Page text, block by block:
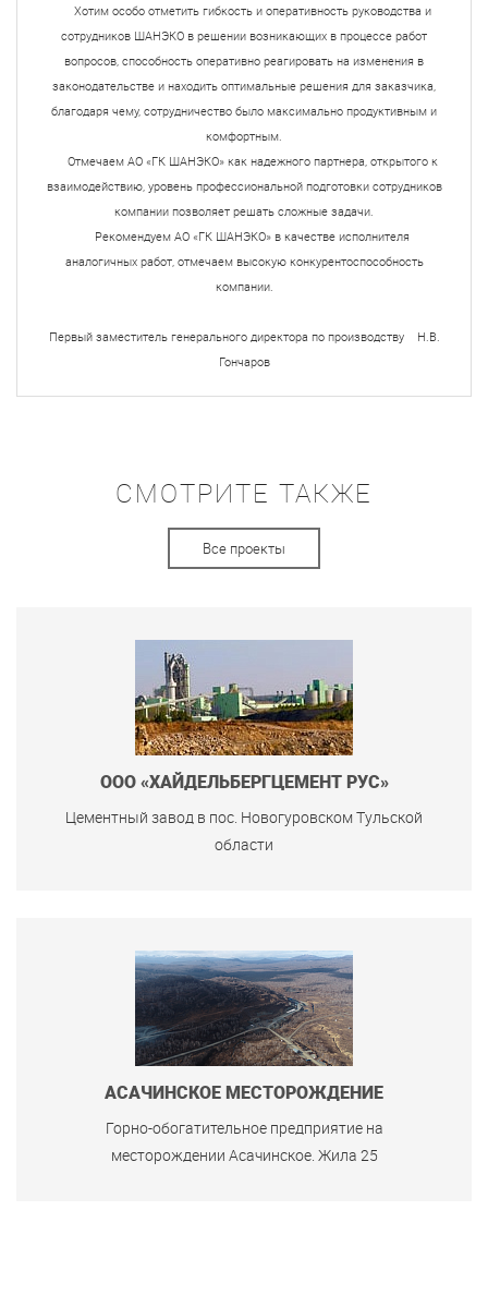
Хотим особо отметить гибкость и оперативность руководства и
сотрудников ШАНЭКО в решении возникающих в процессе работ
вопросов, способность оперативно реагировать на изменения в
законодательстве и находить оптимальные решения для заказчика,
благодаря чему, сотрудничество было максимально продуктивным и
комфортным.
Отмечаем АО «ГК ШАНЭКО» как надежного партнера, открытого к
взаимодействию, уровень профессиональной подготовки сотрудников
компании позволяет решать сложные задачи.
Рекомендуем АО «ГК ШАНЭКО» в качестве исполнителя
аналогичных работ, отмечаем высокую конкурентоспособность
компании.
Первый заместитель генерального директора по производству Н.В.
Гончаров
СМОТРИТЕ ТАКЖЕ
Все проекты
ООО «ХАЙДЕЛЬБЕРГЦЕМЕНТ РУС»
Цементный завод в пос. Новогуровском Тульской
области
АСАЧИНСКОЕ МЕСТОРОЖДЕНИЕ
Горно-обогатительное предприятие на
месторождении Асачинское. Жила 25